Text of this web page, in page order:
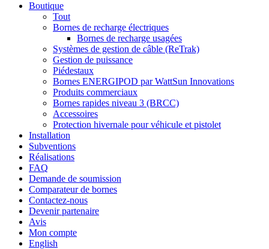
Boutique
Tout
Bornes de recharge électriques
Bornes de recharge usagées
Systèmes de gestion de câble (ReTrak)
Gestion de puissance
Piédestaux
Bornes ENERGIPOD par WattSun Innovations
Produits commerciaux
Bornes rapides niveau 3 (BRCC)
Accessoires
Protection hivernale pour véhicule et pistolet
Installation
Subventions
Réalisations
FAQ
Demande de soumission
Comparateur de bornes
Contactez-nous
Devenir partenaire
Avis
Mon compte
English